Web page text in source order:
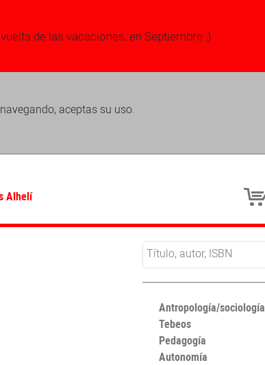
de las vacaciones, en Septiembre ;)
aceptas su uso.
Alhelí
Antropología/sociología
Tebeos
Pedagogía
Autonomía